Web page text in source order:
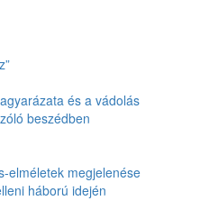
és a vádolás
beszédben
elméletek megjelenése
háború idején